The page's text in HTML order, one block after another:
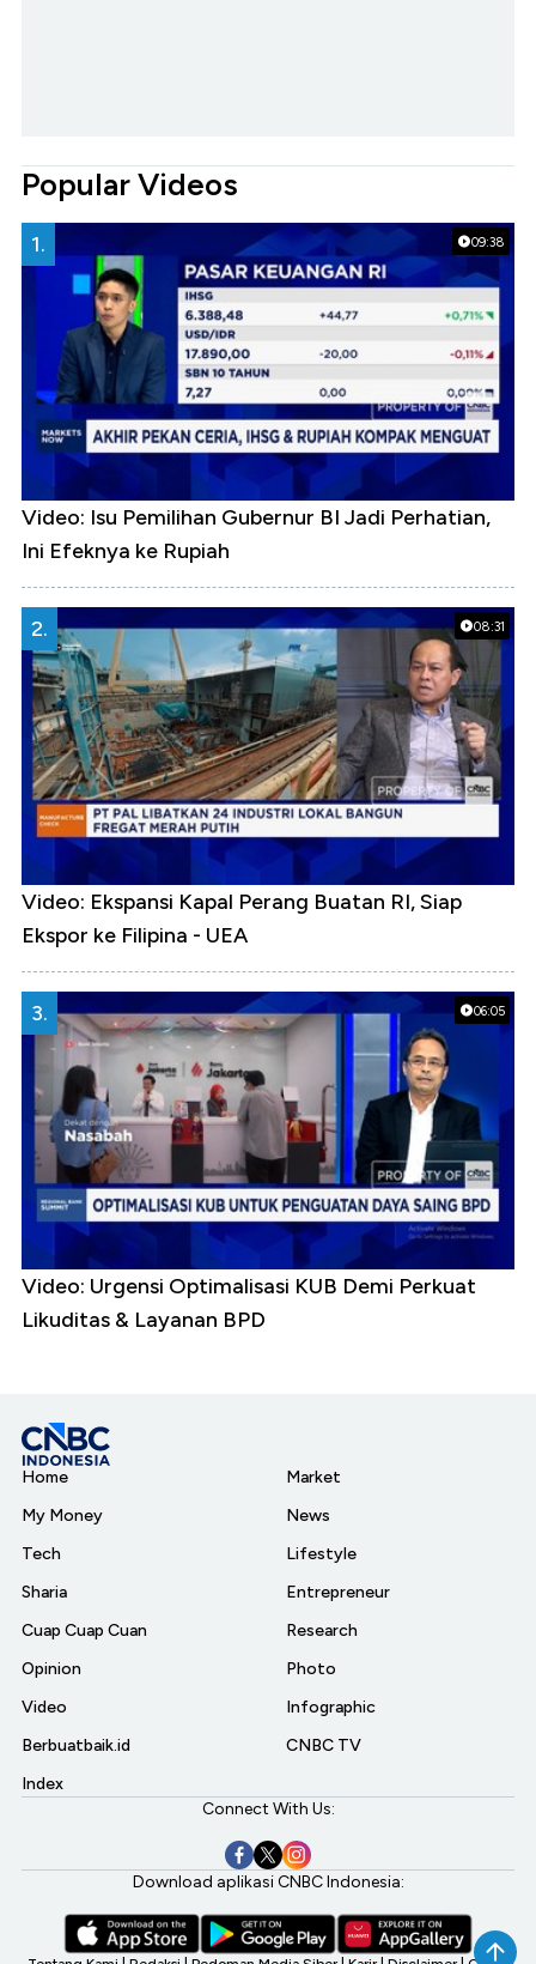
Popular Videos
09:38
1.
Video: Isu Pemilihan Gubernur BI Jadi Perhatian,
Ini Efeknya ke Rupiah
08:31
2.
Video: Ekspansi Kapal Perang Buatan RI, Siap
Ekspor ke Filipina - UEA
06:05
3.
Video: Urgensi Optimalisasi KUB Demi Perkuat
Likuditas & Layanan BPD
Home
My Money
Tech
Sharia
Cuap Cuap Cuan
Opinion
Video
Berbuatbaik.id
Index
Market
News
Lifestyle
Entrepreneur
Research
Photo
Infographic
CNBC TV
Connect With Us:
Download aplikasi CNBC Indonesia: